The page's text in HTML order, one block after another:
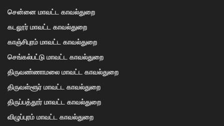
சென்னை மாவட்ட காவல்துறை
கடலூர் மாவட்ட காவல்துறை
காஞ்சிபுரம் மாவட்ட காவல்துறை
செங்கல்பட்டு மாவட்ட காவல்துறை
திருவண்ணாமலை மாவட்ட காவல்துறை
திருவள்ளூர் மாவட்ட காவல்துறை
திருப்பத்தூர் மாவட்ட காவல்துறை
விழுப்புரம் மாவட்ட காவல்துறை